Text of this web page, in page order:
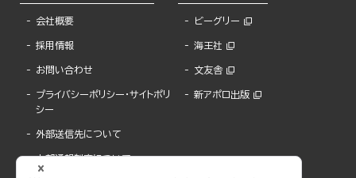
会社概要
採用情報
お問い合わせ
プライバシーポリシー・サイトポリ
シー
外部送信先について
内部通報制度について
ビーグリー
海王社
文友舎
新アポロ出版